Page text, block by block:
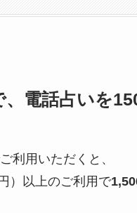
電話占いを
利用いただくと、
）以上のご利用で